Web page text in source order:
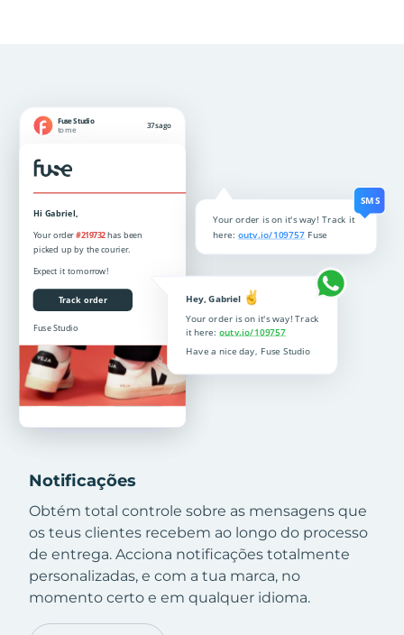
Notificações
Obtém total controle sobre as mensagens que
os teus clientes recebem ao longo do processo
de entrega. Acciona notificações totalmente
personalizadas, e com a tua marca, no
momento certo e em qualquer idioma.